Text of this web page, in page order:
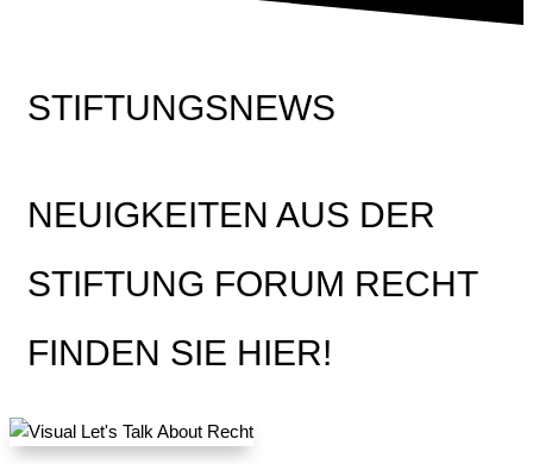
STIFTUNGSNEWS
NEUIGKEITEN AUS DER
STIFTUNG FORUM RECHT
FINDEN SIE HIER!